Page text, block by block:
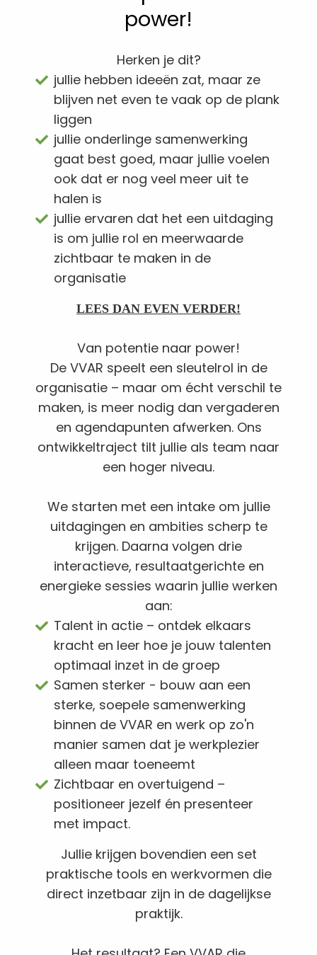
power!
Herken je dit?
jullie hebben ideeën zat, maar ze
blijven net even te vaak op de plank
liggen
jullie onderlinge samenwerking
gaat best goed, maar jullie voelen
ook dat er nog veel meer uit te
halen is
jullie ervaren dat het een uitdaging
is om jullie rol en meerwaarde
zichtbaar te maken in de
organisatie
LEES DAN EVEN VERDER!
Van potentie naar power!
De VVAR speelt een sleutelrol in de
organisatie – maar om écht verschil te
maken, is meer nodig dan vergaderen
en agendapunten afwerken. Ons
ontwikkeltraject tilt jullie als team naar
een hoger niveau.
We starten met een intake om jullie
uitdagingen en ambities scherp te
krijgen. Daarna volgen drie
interactieve, resultaatgerichte en
energieke sessies waarin jullie werken
aan:
Talent in actie – ontdek elkaars
kracht en leer hoe je jouw talenten
optimaal inzet in de groep
Samen sterker - bouw aan een
sterke, soepele samenwerking
binnen de VVAR en werk op zo'n
manier samen dat je werkplezier
alleen maar toeneemt
Zichtbaar en overtuigend –
positioneer jezelf én presenteer
met impact.
Jullie krijgen bovendien een set
praktische tools en werkvormen die
direct inzetbaar zijn in de dagelijkse
praktijk.